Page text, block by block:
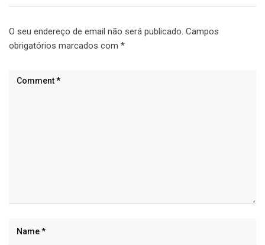
O seu endereço de email não será publicado. Campos
obrigatórios marcados com *